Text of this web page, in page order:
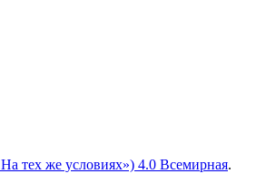
тех же условиях») 4.0 Всемирная.